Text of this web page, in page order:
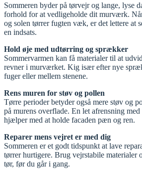
Sommeren byder på tørvejr og lange, lyse
forhold for at vedligeholde dit murværk.
og solen tørrer fugten væk, er det lettere at
en indsats.
Hold øje med udtørring og sprækker
Sommervarmen kan få materialer til at
revner i murværket. Kig især efter nye
fuger eller mellem stenene.
Rens muren for støv og pollen
Tørre perioder betyder også mere støv og
på murens overflade. En let afrensning
hjælper med at holde facaden pæn og ren.
Reparer mens vejret er med dig
Sommeren er et godt tidspunkt at lave
tørrer hurtigere. Brug vejrstabile materialer
tør, før du går i gang.